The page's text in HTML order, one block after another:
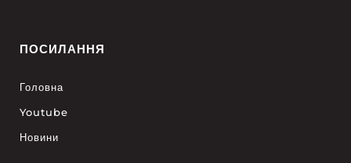
ПОСИЛАННЯ
Головна
Youtube
Новини